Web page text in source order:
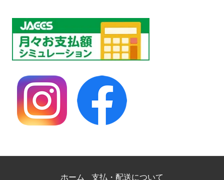
ホーム 支払・配送について